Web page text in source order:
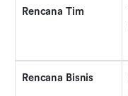
Rencana Tim
Rencana Bisnis